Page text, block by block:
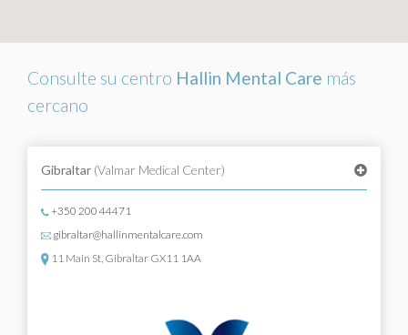
Consulte su centro Hallin Mental Care más
cercano
Gibraltar (Valmar Medical Center)
+350 200 44471
gibraltar@hallinmentalcare.com
11 Main St, Gibraltar GX11 1AA